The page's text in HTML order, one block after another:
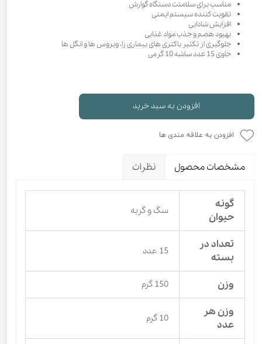
مناسب برای سلامتت دستگاه گوارش
تقویت کننده سیستم ایمنی
افزایش شادابی
بهبود هضم و جذب مواد غذایی
جلوگیری از تکثیر باکتری های بیماری زا، ویروس ها و انگل ها
حاوی 15 عدد ساشه 10 گرمی
افزودن به سبد خرید
افزودن به علاقه مندی ها
مشخصات محصول نظرات
گونه
حیوان
سگ و گربه
تعداد در
بسته
15 عدد
وزن 150 گرم
وزن هر
عدد
10 گرم